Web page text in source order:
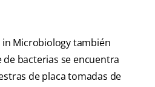
Microbiology también
de bacterias se encuentra
de placa tomadas de